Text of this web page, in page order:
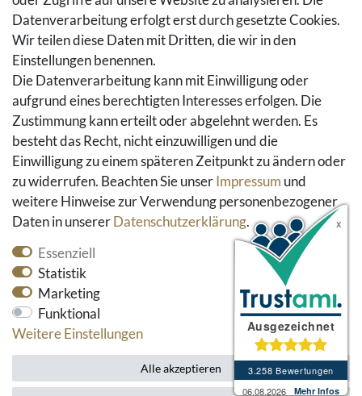
Warenkorb
Hilfe
Social Media
Facebook
Instagram
Pinterest
Youtube
Houzz
* alle Preise inkl. gesetzlicher Mehrwertsteuer und
zzgl. Versandkosten
Datenverarbeitung erfolgt erst durch gesetzte Cookies.
Wir teilen diese Daten mit Dritten, die wir in den
Einstellungen benennen.
Die Datenverarbeitung kann mit Einwilligung oder
aufgrund eines berechtigten Interesses erfolgen. Die
Zustimmung kann erteilt oder abgelehnt werden. Es
besteht das Recht, nicht einzuwilligen und die
Einwilligung zu einem späteren Zeitpunkt zu ändern oder
zu widerrufen. Beachten Sie unserImpressum und
weitere Hinweise zur Verwendung personenbezogener
Daten in unsererDaten­schutz­erklärung.
Essenziell
Statistik
Marketing
Funktional
Weitere Einstellungen
Alle akzeptieren